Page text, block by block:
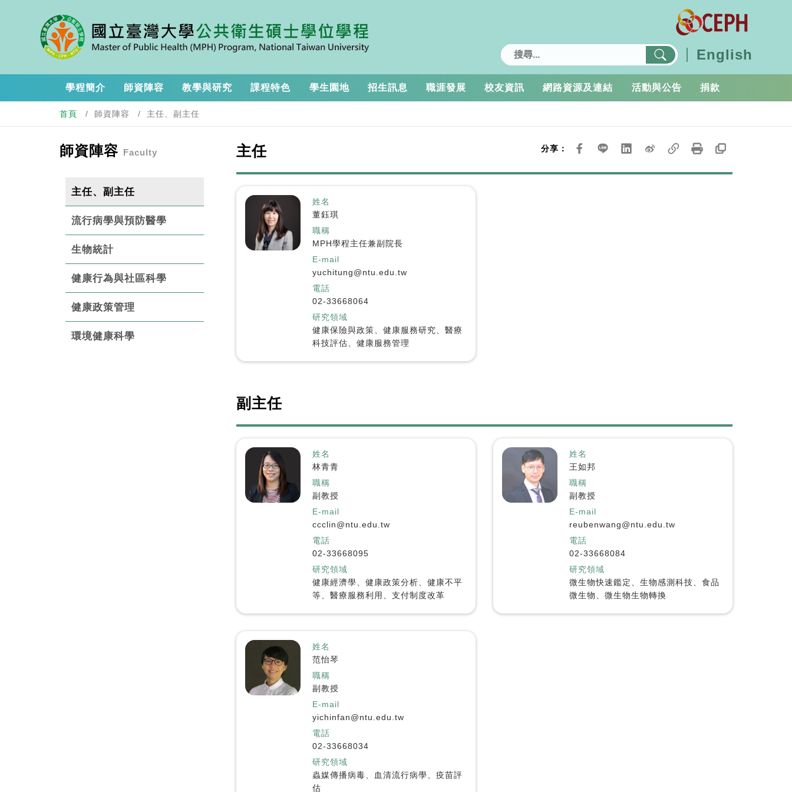
English
學程簡介 師資陣容 教學與研究 課程特色 學生園地 招生訊息 職涯發展 校友資訊 網路資源及連結 活動與公告 捐款
首頁 師資陣容 主任、副主任
師資陣容 Faculty
主任、副主任
流行病學與預防醫學
生物統計
健康行為與社區科學
健康政策管理
環境健康科學
主任 分享：
姓名
董鈺琪
職稱
MPH學程主任兼副院長
E-mail
yuchitung@ntu.edu.tw
電話
02-33668064
研究領域
健康保險與政策、健康服務研究、醫療
科技評估、健康服務管理
副主任
姓名
林青青
職稱
副教授
E-mail
ccclin@ntu.edu.tw
電話
02-33668095
研究領域
健康經濟學、健康政策分析、健康不平
等、醫療服務利用、支付制度改革
姓名
王如邦
職稱
副教授
E-mail
reubenwang@ntu.edu.tw
電話
02-33668084
研究領域
微生物快速鑑定、生物感測科技、食品
微生物、微生物生物轉換
姓名
范怡琴
職稱
副教授
E-mail
yichinfan@ntu.edu.tw
電話
02-33668034
研究領域
蟲媒傳播病毒、血清流行病學、疫苗評
估